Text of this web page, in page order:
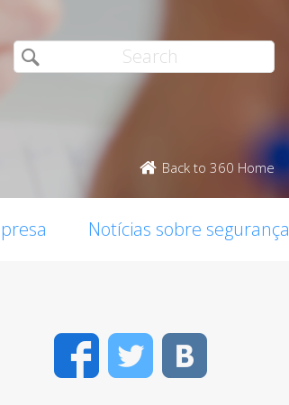
Back to 360 Home
Notícias sobre segurança
FacebookTwitter